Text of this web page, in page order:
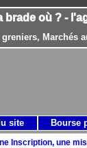
brade où ? -
Marchés
Inscription, une
site Bourse